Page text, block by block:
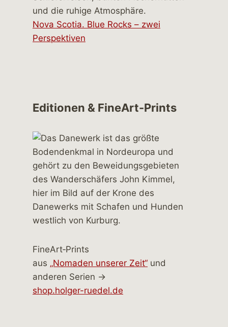
Nova Scotia. Blue Rocks – zwei
Perspektiven
Editionen & FineArt-Prints
FineArt‑Prints
aus „Nomaden unserer Zeit“ und
anderen Serien →
shop.holger-ruedel.de